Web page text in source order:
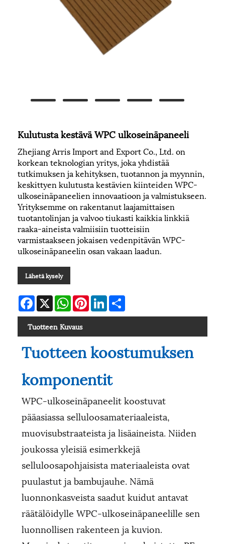
Kulutusta kestävä WPC ulkoseinäpaneeli
Zhejiang Arris Import and Export Co., Ltd. on
korkean teknologian yritys, joka yhdistää
tutkimuksen ja kehityksen, tuotannon ja myynnin,
keskittyen kulutusta kestävien kiinteiden WPC-
ulkoseinäpaneelien innovaatioon ja valmistukseen.
Yrityksemme on rakentanut laajamittaisen
tuotantolinjan ja valvoo tiukasti kaikkia linkkiä
raaka-aineista valmiisiin tuotteisiin
varmistaakseen jokaisen vedenpitävän WPC-
ulkoseinäpaneelin osan vakaan laadun.
Lähetä kysely
Facebook
X WhatsAppPinterestLinkedIn
Tuotteen Kuvaus
Tuotteen koostumuksen
komponentit
WPC-ulkoseinäpaneelit koostuvat
pääasiassa selluloosamateriaaleista,
muovisubstraateista ja lisäaineista. Niiden
joukossa yleisiä esimerkkejä
selluloosapohjaisista materiaaleista ovat
puulastut ja bambujauhe. Nämä
luonnonkasveista saadut kuidut antavat
räätälöidylle WPC-ulkoseinäpaneelille sen
luonnollisen rakenteen ja kuvion.